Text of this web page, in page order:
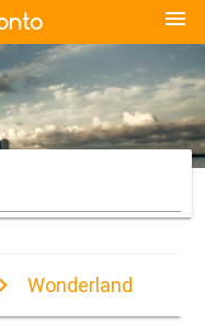
menu
Wonderland